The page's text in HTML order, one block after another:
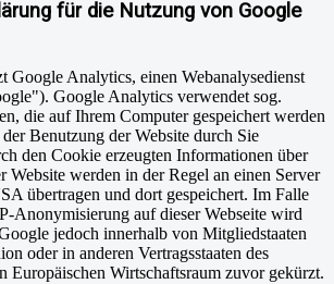
für die Nutzung von Google
Google Analytics, einen Webanalysedienst
Google Analytics verwendet sog.
die auf Ihrem Computer gespeichert werden
Benutzung der Website durch Sie
den Cookie erzeugten Informationen über
Website werden in der Regel an einen Server
übertragen und dort gespeichert. Im Falle
Anonymisierung auf dieser Webseite wird
jedoch innerhalb von Mitgliedstaaten
oder in anderen Vertragsstaaten des
Europäischen Wirtschaftsraum zuvor gekürzt.